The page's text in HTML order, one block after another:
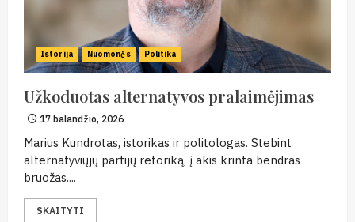
Istorija Nuomonės Politika
Užkoduotas alternatyvos pralaimėjimas
17 balandžio, 2026
Marius Kundrotas, istorikas ir politologas. Stebint
alternatyviųjų partijų retoriką, į akis krinta bendras
bruožas....
SKAITYTI